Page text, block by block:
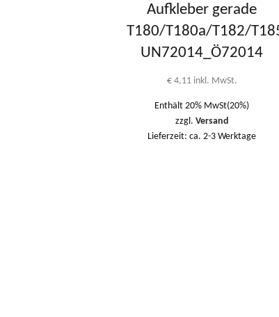
Aufkleber gerade
T180/T180a/T182/
UN72014_Ö72014
€4,11 inkl. MwSt.
Enthält 20% MwSt(20%)
zzgl. Versand
Lieferzeit: ca. 2-3 Werktage